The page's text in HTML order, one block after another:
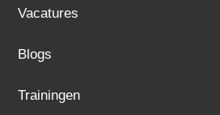
Vacatures
Blogs
Trainingen